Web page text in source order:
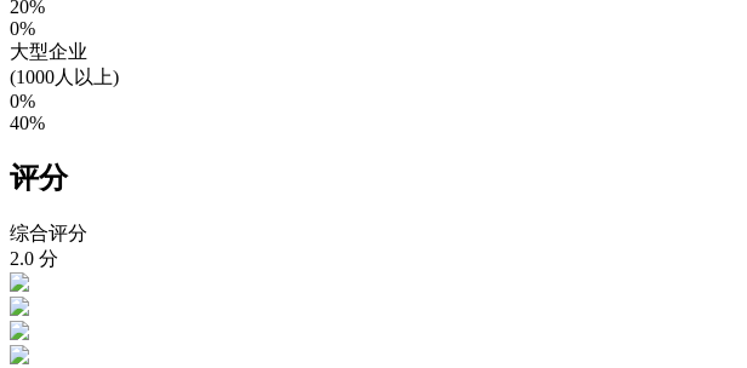
20%
0%
大型企业
(1000人以上)
0%
40%
评分
综合评分
2.0 分